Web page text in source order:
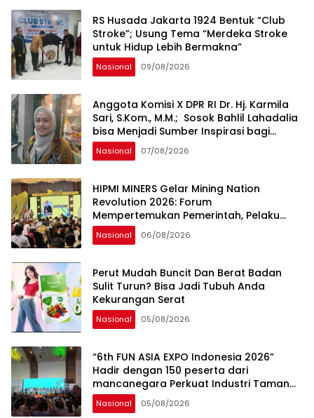
RS Husada Jakarta 1924 Bentuk “Club
Stroke”; Usung Tema “Merdeka Stroke
untuk Hidup Lebih Bermakna”
Nasional 09/08/2026
Anggota Komisi X DPR RI Dr. Hj. Karmila
Sari, S.Kom., M.M.; Sosok Bahlil Lahadalia
bisa Menjadi Sumber Inspirasi bagi
Generasi Muda, Pelaku Usaha,
Pemerintah, maupun Pemangku
sama Memberikan Kontribusi bagi
Pembangunan Nasional.
Nasional 07/08/2026
HIPMI MINERS Gelar Mining Nation
Revolution 2026: Forum
Mempertemukan Pemerintah, Pelaku
Industri, Investor, Akademisi, dan
Pengusaha dalam Mendukung
Nasional 06/08/2026
Perut Mudah Buncit Dan Berat Badan
Sulit Turun? Bisa Jadi Tubuh Anda
Kekurangan Serat
Nasional 05/08/2026
“6th FUN ASIA EXPO Indonesia 2026”
Hadir dengan 150 peserta dari
mancanegara Perkuat Industri Taman
Rekreasi dan Ekosistem Pariwisata di
Tanah Air
Nasional 05/08/2026